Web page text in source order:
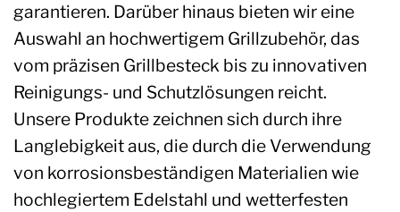
garantieren. Darüber hinaus bieten wir eine
Auswahl an hochwertigem Grillzubehör, das
vom präzisen Grillbesteck bis zu innovativen
Reinigungs- und Schutzlösungen reicht.
Unsere Produkte zeichnen sich durch ihre
Langlebigkeit aus, die durch die Verwendung
von korrosionsbeständigen Materialien wie
hochlegiertem Edelstahl und wetterfesten